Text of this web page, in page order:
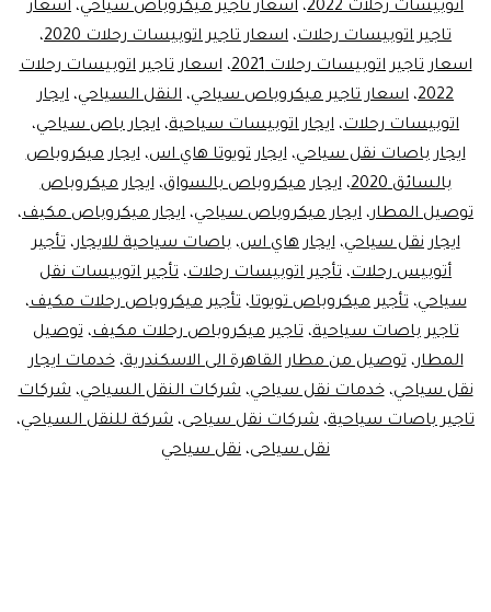
اتوبيسات رحلات 2022
، اسعار تأجير ميكروباص سياحي، اسعار
تاجير اتوبيسات رحلات، اسعار تاجير اتوبيسات رحلات 2020
،
اسعار تاجير اتوبيسات رحلات 2021
،اسعار تاجير اتوبيسات رحلات
2022، اسعار تاجير ميكروباص سياحي، النقل السياحي، ايجار
اتوبيسات رحلات، ايجار اتوبيسات سياحية، ايجار باص سياحي،
ايجار باصات نقل سياحي،ايجار تويوتا هاي اس،ايجار ميكروباص
بالسائق 2020
،ايجار ميكروباص بالسواق،ايجار ميكروباص
توصيل المطار، ايجار ميكروباص سياحي، ايجار ميكروباص مكيف،
ايجار نقل سياحي،ايجار هاي اس،باصات سياحية للايجار،تأجير
أتوبيس رحلات، تأجير اتوبيسات رحلات، تأجير اتوبيسات نقل
سياحي،تأجير ميكروباص تويوتا،تأجير ميكروباص رحلات مكيف،
تاجير باصات سياحية،تاجير ميكروباص رحلات مكيف،توصيل
المطار،توصيل من مطار القاهرة الى الاسكندرية،خدمات ايجار
نقل سياحي،خدمات نقل سياحي،شركات النقل السياحي،شركات
تاجير باصات سياحية، شركات نقل سياحى، شركة للنقل السياحي،
نقل سياحى، نقل سياحي